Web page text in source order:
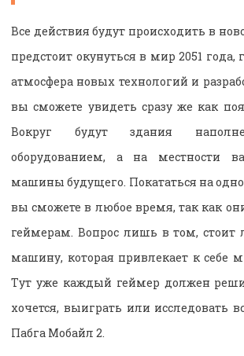
Все действия будут происходить в
предстоит окунуться в мир 2051 года,
атмосфера новых технологий и
вы сможете увидеть сразу же как
Вокруг будут здания
оборудованием, а на местности
машины будущего. Покататься на
вы сможете в любое время, так как
геймерам. Вопрос лишь в том, стоит
машину, которая привлекает к себе
Тут уже каждый геймер должен
хочется, выиграть или исследовать
Пабга Мобайл 2.